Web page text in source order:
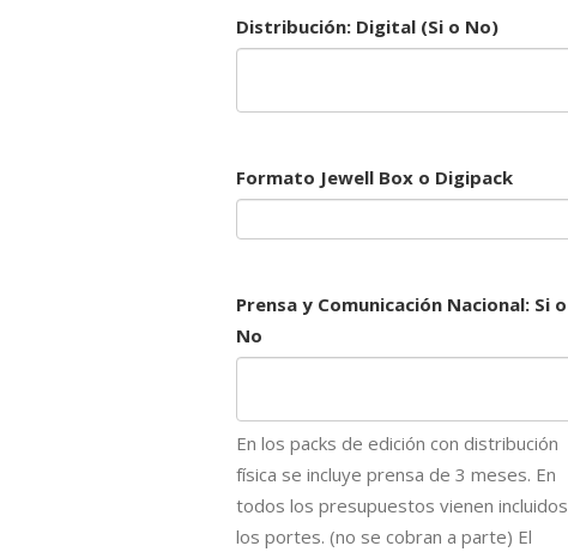
Distribución: Digital (Si o No)
Formato Jewell Box o Digipack
Prensa y Comunicación Nacional: Si o
No
En los packs de edición con distribución
física se incluye prensa de 3 meses. En
todos los presupuestos vienen incluidos
los portes. (no se cobran a parte) El